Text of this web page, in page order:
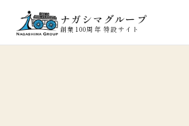
ナガシマグループ
創業100周年 特設サイト